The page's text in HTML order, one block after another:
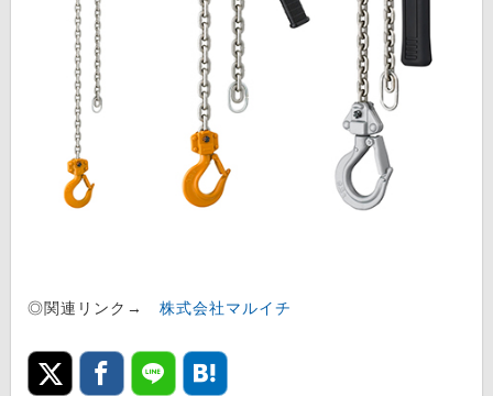
◎関連リンク→ 株式会社マルイチ